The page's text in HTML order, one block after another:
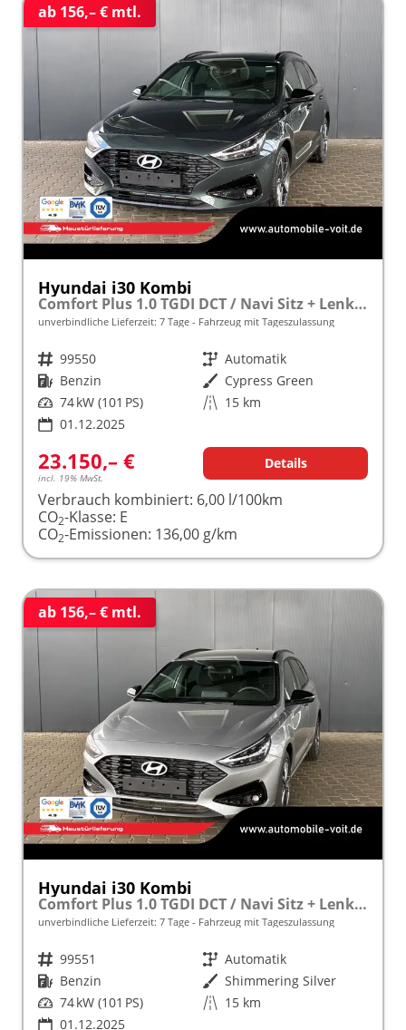
ab 156,– € mtl.
Hyundai i30 Kombi
Comfort Plus 1.0 TGDI DCT / Navi Sitz + Lenkradheizung PDC V&H Kamera LED Alu 17"
unverbindliche Lieferzeit: 7 Tage Fahrzeug mit Tageszulassung
Fahrzeugnr. 99550 Getriebe Automatik
Kraftstoff Benzin Außenfarbe Cypress Green
Leistung 74 kW (101 PS) Kilometerstand 15 km
01.12.2025
23.150,– €
incl. 19% MwSt.
Details
Verbrauch kombiniert: 6,00 l/100km
CO2-Klasse: E
CO2-Emissionen: 136,00 g/km
ab 156,– € mtl.
Hyundai i30 Kombi
Comfort Plus 1.0 TGDI DCT / Navi Sitz + Lenkradheizung PDC V&H Kamera LED Alu 17"
unverbindliche Lieferzeit: 7 Tage Fahrzeug mit Tageszulassung
Fahrzeugnr. 99551 Getriebe Automatik
Kraftstoff Benzin Außenfarbe Shimmering Silver
Leistung 74 kW (101 PS) Kilometerstand 15 km
01.12.2025